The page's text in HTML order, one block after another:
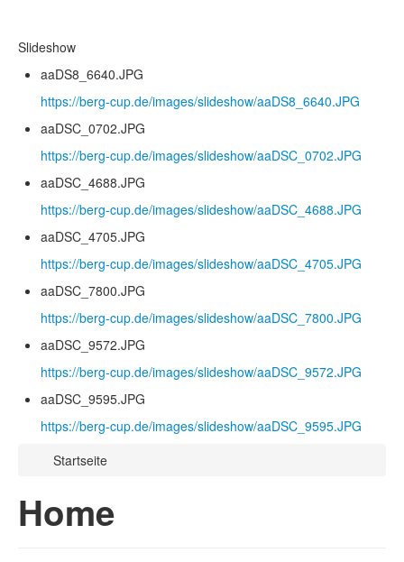
Slideshow
aaDS8_6640.JPG
https://berg-cup.de/images/slideshow/aaDS8_6640.JPG
aaDSC_0702.JPG
https://berg-cup.de/images/slideshow/aaDSC_0702.JPG
aaDSC_4688.JPG
https://berg-cup.de/images/slideshow/aaDSC_4688.JPG
aaDSC_4705.JPG
https://berg-cup.de/images/slideshow/aaDSC_4705.JPG
aaDSC_7800.JPG
https://berg-cup.de/images/slideshow/aaDSC_7800.JPG
aaDSC_9572.JPG
https://berg-cup.de/images/slideshow/aaDSC_9572.JPG
aaDSC_9595.JPG
https://berg-cup.de/images/slideshow/aaDSC_9595.JPG
Startseite
Home